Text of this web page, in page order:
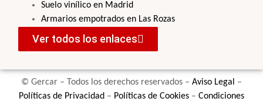
Suelo vinílico en Madrid
Armarios empotrados en Las Rozas
Ver todos los enlaces
© Gercar – Todos los derechos reservados – Aviso Legal
–
Políticas de Privacidad – Políticas de Cookies – Condiciones